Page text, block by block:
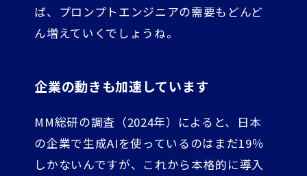
ば、プロンプトエンジニアの需要もどんど
ん増えていくでしょうね。
企業の動きも加速しています
MM総研の調査（2024年）によると、日本
の企業で生成AIを使っているのはまだ19％
しかないんですが、これから本格的に導入